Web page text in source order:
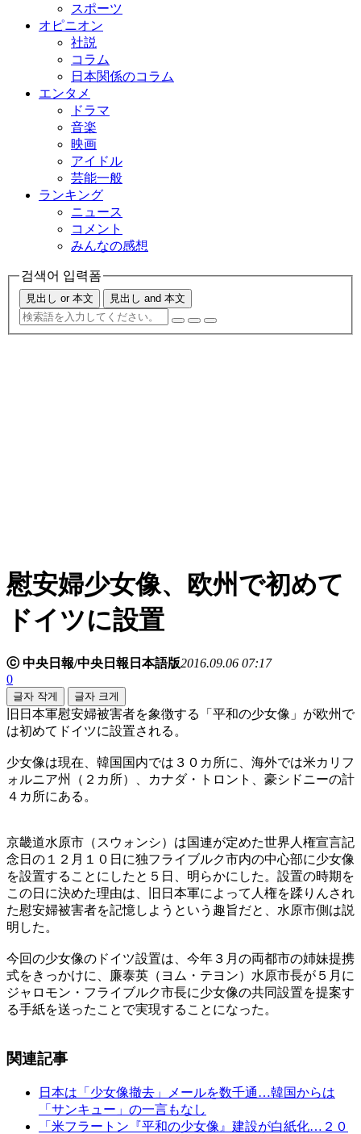
スポーツ
オピニオン
社説
コラム
日本関係のコラム
エンタメ
ドラマ
音楽
映画
アイドル
芸能一般
ランキング
ニュース
コメント
みんなの感想
검색어 입력폼
見出し or 本文 見出し and 本文
慰安婦少女像、欧州で初めて
ドイツに設置
ⓒ 中央日報/中央日報日本語版2016.09.06 07:17
0
글자 작게 글자 크게
旧日本軍慰安婦被害者を象徴する「平和の少女像」が欧州で
は初めてドイツに設置される。
少女像は現在、韓国国内では３０カ所に、海外では米カリフ
ォルニア州（２カ所）、カナダ・トロント、豪シドニーの計
４カ所にある。
京畿道水原市（スウォンシ）は国連が定めた世界人権宣言記
念日の１２月１０日に独フライブルク市内の中心部に少女像
を設置することにしたと５日、明らかにした。設置の時期を
この日に決めた理由は、旧日本軍によって人権を蹂りんされ
た慰安婦被害者を記憶しようという趣旨だと、水原市側は説
明した。
今回の少女像のドイツ設置は、今年３月の両都市の姉妹提携
式をきっかけに、廉泰英（ヨム・テヨン）水原市長が５月に
ジャロモン・フライブルク市長に少女像の共同設置を提案す
る手紙を送ったことで実現することになった。
関連記事
日本は「少女像撤去」メールを数千通…韓国からは
「サンキュー」の一言もなし
「米フラートン『平和の少女像』建設が白紙化…２０